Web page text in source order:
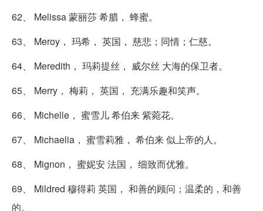
62、 Melissa 蒙丽莎 希腊， 蜂蜜。
63、 Meroy， 玛希， 英国， 慈悲；同情；仁慈。
64、 Meredith， 玛莉提丝， 威尔丝 大海的保卫者。
65、 Merry， 梅莉， 英国， 充满乐趣和笑声。
66、 Michelle， 蜜雪儿 希伯来 紫菀花。
67、 Michaelia， 蜜雪莉雅， 希伯来 似上帝的人。
68、 Mignon， 蜜妮安 法国， 细致而优雅。
69、 Mildred 穆得莉 英国， 和善的顾问；温柔的，和善
的。